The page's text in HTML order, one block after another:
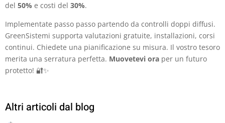
del 50% e costi del 30%.
Implementate passo passo partendo da controlli doppi diffusi.
GreenSistemi supporta valutazioni gratuite, installazioni, corsi
continui. Chiedete una pianificazione su misura. Il vostro tesoro
merita una serratura perfetta. Muovetevi ora per un futuro
protetto! 🔐✨
Altri articoli dal blog